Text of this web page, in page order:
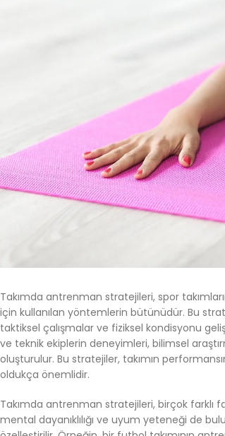
Takımda antrenman stratejileri, spor
için kullanılan yöntemlerin bütünüdür. Bu
taktiksel çalışmalar ve fiziksel kondisyonu
ve teknik ekiplerin deneyimleri, bilimsel
oluşturulur. Bu stratejiler, takımın
oldukça önemlidir.
Takımda antrenman stratejileri, birçok farklı
mental dayanıklılığı ve uyum yeteneği de